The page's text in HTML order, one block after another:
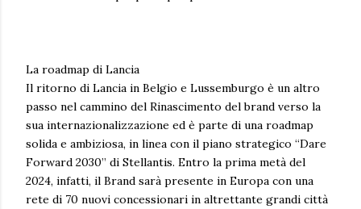
La roadmap di Lancia
Il ritorno di Lancia in Belgio e Lussemburgo è un altro
passo nel cammino del Rinascimento del brand verso la
sua internazionalizzazione ed è parte di una roadmap
solida e ambiziosa, in linea con il piano strategico “Dare
Forward 2030” di Stellantis. Entro la prima metà del
2024, infatti, il Brand sarà presente in Europa con una
rete di 70 nuovi concessionari in altrettante grandi città